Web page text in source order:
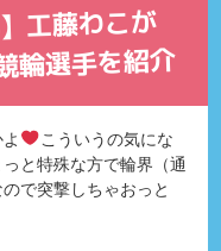
工藤わこが
輪選手を紹介
こういうの気にな
と特殊な方で輪界（通
で突撃しちゃおっと